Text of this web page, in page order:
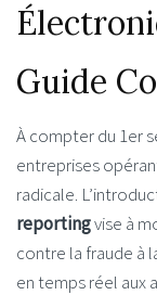
Guide
À compter du 1er
entreprises
radicale.
reportingvise à
contre la fraude à
en temps réel aux